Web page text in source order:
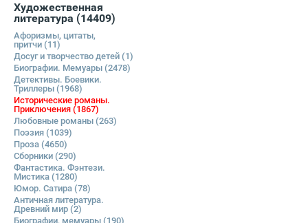
Художественная
литература (14409)
Афоризмы, цитаты,
притчи (11)
Досуг и творчество детей (1)
Биографии. Мемуары (2478)
Детективы. Боевики.
Триллеры (1968)
Исторические романы.
Приключения (1867)
Любовные романы (263)
Поэзия (1039)
Проза (4650)
Сборники (290)
Фантастика. Фэнтези.
Мистика (1280)
Юмор. Сатира (78)
Античная литература.
Древний мир (2)
Биографии, мемуары (190)